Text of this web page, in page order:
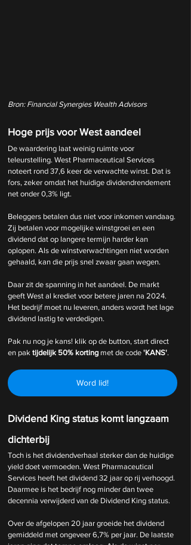
Bron: Financial Synergies Wealth Advisors
Hoge prijs voor West aandeel
De waardering laat weinig ruimte voor
teleurstelling. West Pharmaceutical Services
noteert rond 37,6 keer de verwachte winst. Dat is
fors, zeker omdat het huidige dividendrendement
net onder 0,3% ligt.
Beleggers betalen dus niet voor inkomen vandaag.
Zij betalen voor mogelijke winstgroei en een
dividend dat op langere termijn harder kan
oplopen. Als de winstverwachtingen niet worden
gehaald, kan die prijs snel zwaar gaan wegen.
Daar zit de spanning in het aandeel. De markt
geeft West al krediet voor betere jaren na 2024.
Het bedrijf moet nu leveren, anders wordt het lage
dividend lastig te verdedigen.
Pak nu nog je kans! klik op de button, start direct
en pak tijdelijk 50% korting met de code 'KANS'.
Word lid!
Dividend King status komt langzaam
dichterbij
Toch is het dividendverhaal sterker dan de huidige
yield doet vermoeden. West Pharmaceutical
Services heeft het dividend 32 jaar op rij verhoogd.
Daarmee is het bedrijf nog minder dan twee
decennia verwijderd van de Dividend King status.
Over de afgelopen 20 jaar groeide het dividend
gemiddeld met ongeveer 6,7% per jaar. De laatste